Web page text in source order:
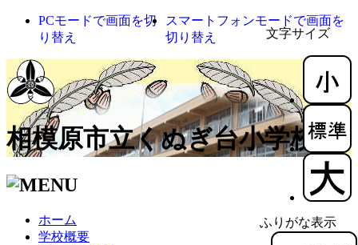
文字サイズ
ふりがな表示
PCモードで画面を切
り替え
スマートフォンモードで画面を
切り替え
相模原市立くぬぎ台小学校
ホーム
学校概要